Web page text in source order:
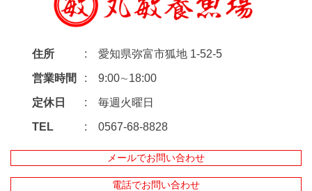
住所 愛知県弥富市狐地 1-52-5
営業時間 9:00∼18:00
定休日 毎週火曜日
TEL 0567-68-8828
メールでお問い合わせ
電話でお問い合わせ